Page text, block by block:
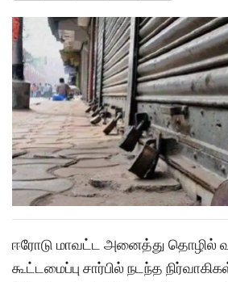
ஈரோடு மாவட்ட அனைத்து
கூட்டமைப்பு சார்பில் நடந்த